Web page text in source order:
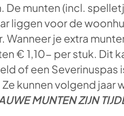
De munten (incl.
liggen voor de
Wanneer je extra
€ 1,10- per stuk. Dit
of een Severinuspas
kunnen volgend jaar
MUNTEN ZIJN